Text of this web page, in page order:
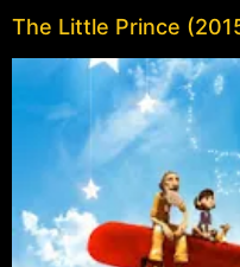
The Little Prince